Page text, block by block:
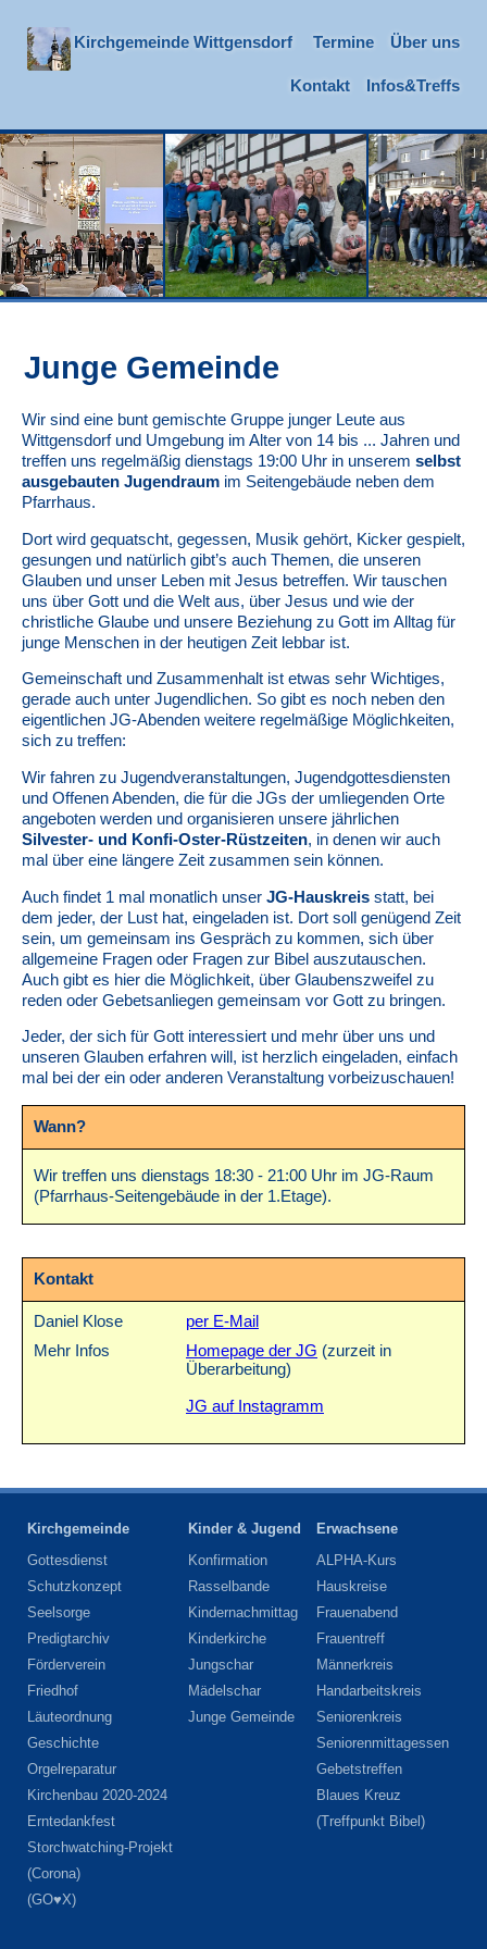
Kirchgemeinde Wittgensdorf Termine Über uns
Kontakt Infos&Treffs
Junge Gemeinde
Wir sind eine bunt gemischte Gruppe junger Leute aus
Wittgensdorf und Umgebung im Alter von 14 bis ... Jahren und
treffen uns regelmäßig dienstags 19:00 Uhr in unserem selbst
ausgebauten Jugendraum im Seitengebäude neben dem
Pfarrhaus.
Dort wird gequatscht, gegessen, Musik gehört, Kicker gespielt,
gesungen und natürlich gibt’s auch Themen, die unseren
Glauben und unser Leben mit Jesus betreffen. Wir tauschen
uns über Gott und die Welt aus, über Jesus und wie der
christliche Glaube und unsere Beziehung zu Gott im Alltag für
junge Menschen in der heutigen Zeit lebbar ist.
Gemeinschaft und Zusammenhalt ist etwas sehr Wichtiges,
gerade auch unter Jugendlichen. So gibt es noch neben den
eigentlichen JG-Abenden weitere regelmäßige Möglichkeiten,
sich zu treffen:
Wir fahren zu Jugendveranstaltungen, Jugendgottesdiensten
und Offenen Abenden, die für die JGs der umliegenden Orte
angeboten werden und organisieren unsere jährlichen
Silvester- und Konfi-Oster-Rüstzeiten, in denen wir auch
mal über eine längere Zeit zusammen sein können.
Auch findet 1 mal monatlich unser JG-Hauskreis statt, bei
dem jeder, der Lust hat, eingeladen ist. Dort soll genügend Zeit
sein, um gemeinsam ins Gespräch zu kommen, sich über
allgemeine Fragen oder Fragen zur Bibel auszutauschen.
Auch gibt es hier die Möglichkeit, über Glaubenszweifel zu
reden oder Gebetsanliegen gemeinsam vor Gott zu bringen.
Jeder, der sich für Gott interessiert und mehr über uns und
unseren Glauben erfahren will, ist herzlich eingeladen, einfach
mal bei der ein oder anderen Veranstaltung vorbeizuschauen!
Wann?
Wir treffen uns dienstags 18:30 - 21:00 Uhr im JG-Raum
(Pfarrhaus-Seitengebäude in der 1.Etage).
Kontakt
Daniel Klose
per E-Mail
Mehr Infos
Homepage der JG (zurzeit in
Überarbeitung)
JG auf Instagramm
Kirchgemeinde
Gottesdienst
Schutzkonzept
Seelsorge
Predigtarchiv
Förderverein
Friedhof
Läuteordnung
Geschichte
Orgelreparatur
Kirchenbau 2020-2024
Erntedankfest
Storchwatching-Projekt
(Corona)
(GO♥X)
Kinder & Jugend
Konfirmation
Rasselbande
Kindernachmittag
Kinderkirche
Jungschar
Mädelschar
Junge Gemeinde
Erwachsene
ALPHA-Kurs
Hauskreise
Frauenabend
Frauentreff
Männerkreis
Handarbeitskreis
Seniorenkreis
Seniorenmittagessen
Gebetstreffen
Blaues Kreuz
(Treffpunkt Bibel)